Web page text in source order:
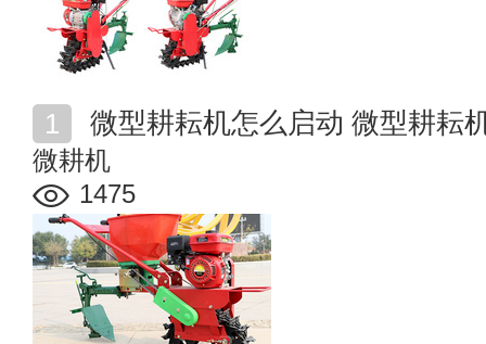
微型耕耘机怎么启动 微型耕耘
微耕机
1475